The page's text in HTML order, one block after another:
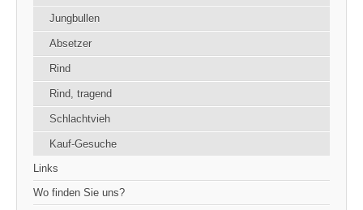
Jungbullen
Absetzer
Rind
Rind, tragend
Schlachtvieh
Kauf-Gesuche
Links
Wo finden Sie uns?